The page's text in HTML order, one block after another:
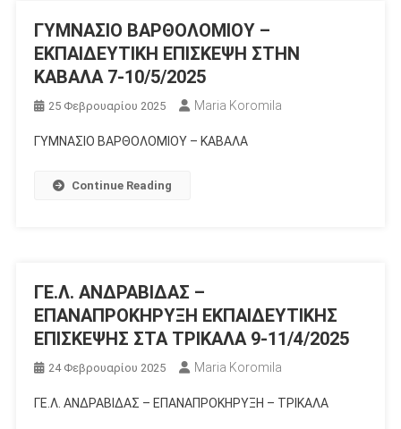
ΓΥΜΝΑΣΙΟ ΒΑΡΘΟΛΟΜΙΟΥ –
ΕΚΠΑΙΔΕΥΤΙΚΗ ΕΠΙΣΚΕΨΗ ΣΤΗΝ
ΚΑΒΑΛΑ 7-10/5/2025
25 Φεβρουαρίου 2025 Maria Koromila
ΓΥΜΝΑΣΙΟ ΒΑΡΘΟΛΟΜΙΟΥ – ΚΑΒΑΛΑ
Continue Reading
ΓΕ.Λ. ΑΝΔΡΑΒΙΔΑΣ –
ΕΠΑΝΑΠΡΟΚΗΡΥΞΗ ΕΚΠΑΙΔΕΥΤΙΚΗΣ
ΕΠΙΣΚΕΨΗΣ ΣΤΑ ΤΡΙΚΑΛΑ 9-11/4/2025
24 Φεβρουαρίου 2025 Maria Koromila
ΓΕ.Λ. ΑΝΔΡΑΒΙΔΑΣ – ΕΠΑΝΑΠΡΟΚΗΡΥΞΗ – ΤΡΙΚΑΛΑ